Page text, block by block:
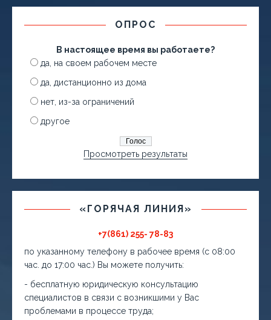
ОПРОС
В настоящее время вы работаете?
да, на своем рабочем месте
да, дистанционно из дома
нет, из-за ограничений
другое
Просмотреть результаты
«ГОРЯЧАЯ ЛИНИЯ»
+7(861) 255- 78-83
по указанному телефону в рабочее время (с 08:00
час. до 17:00 час.) Вы можете получить:
- бесплатную юридическую консультацию
специалистов в связи с возникшими у Вас
проблемами в процессе труда;